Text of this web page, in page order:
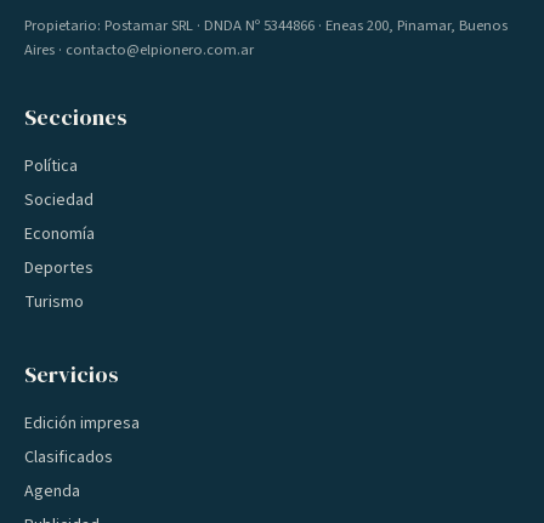
Propietario: Postamar SRL · DNDA Nº 5344866 · Eneas 200, Pinamar, Buenos
Aires · contacto@elpionero.com.ar
Secciones
Política
Sociedad
Economía
Deportes
Turismo
Servicios
Edición impresa
Clasificados
Agenda